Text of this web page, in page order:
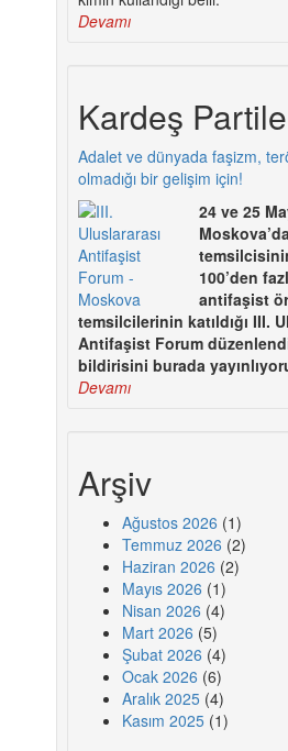
Devamı
Kardeş
Adalet ve dünyada faşizm,
olmadığı bir gelişim için!
24 ve 25
100’den
antifaşist
temsilcilerinin katıldığı III.
Antifaşist Forum
bildirisini burada
Devamı
Arşiv
Ağustos 2026 (1)
Temmuz 2026 (2)
Haziran 2026 (2)
Mayıs 2026 (1)
Nisan 2026 (4)
Mart 2026 (5)
Şubat 2026 (4)
Ocak 2026 (6)
Aralık 2025(4)
Kasım 2025(1)